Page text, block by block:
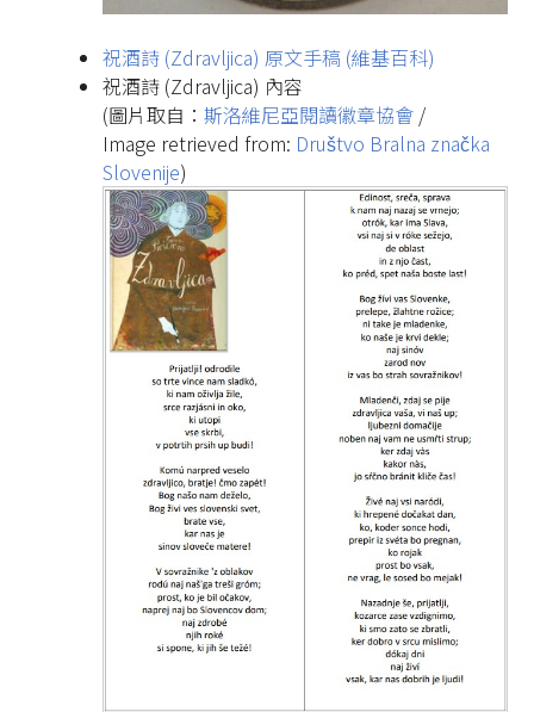
祝酒詩 (Zdravljica) 原文手稿 (維基百科)
祝酒詩 (Zdravljica) 內容
(圖片取自： 斯洛維尼亞閱讀徽章協會 /
Image retrieved from: Društvo Bralna značka
Slovenije)